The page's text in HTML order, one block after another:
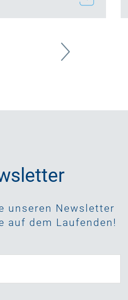
unseren Newsletter
auf dem Laufenden!